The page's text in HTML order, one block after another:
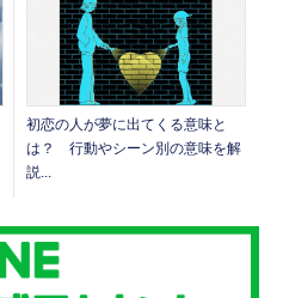
初恋の人が夢に出てくる意味と
は？ 行動やシーン別の意味を解
説...